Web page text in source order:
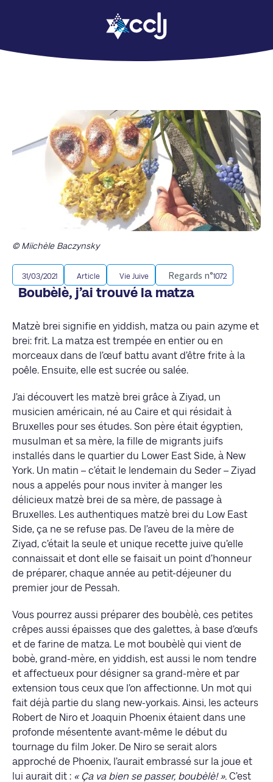
© Miichèle Baczynsky
31/03/2021 Article Vie Juive Regards n°1072
Boubèlè, j’ai trouvé la matza
Matzè brei signifie en yiddish, matza ou pain azyme et
brei: frit. La matza est trempée en entier ou en
morceaux dans de l’œuf battu avant d’être frite à la
poêle. Ensuite, elle est sucrée ou salée.
J’ai découvert les matzè brei grâce à Ziyad, un
musicien américain, né au Caire et qui résidait à
Bruxelles pour ses études. Son père était égyptien,
musulman et sa mère, la fille de migrants juifs
installés dans le quartier du Lower East Side, à New
York. Un matin – c’était le lendemain du Seder – Ziyad
nous a appelés pour nous inviter à manger les
délicieux matzè brei de sa mère, de passage à
Bruxelles. Les authentiques matzè brei du Low East
Side, ça ne se refuse pas. De l’aveu de la mère de
Ziyad, c’était la seule et unique recette juive qu’elle
connaissait et dont elle se faisait un point d’honneur
de préparer, chaque année au petit-déjeuner du
premier jour de Pessah.
Vous pourrez aussi préparer des boubèlè, ces petites
crêpes aussi épaisses que des galettes, à base d’œufs
et de farine de matza. Le mot boubèlè qui vient de
bobè, grand-mère, en yiddish, est aussi le nom tendre
et affectueux pour désigner sa grand-mère et par
extension tous ceux que l’on affectionne. Un mot qui
fait déjà partie du slang new-yorkais. Ainsi, les acteurs
Robert de Niro et Joaquin Phoenix étaient dans une
profonde mésentente avant-même le début du
tournage du film Joker. De Niro se serait alors
approché de Phoenix, l’aurait embrassé sur la joue et
lui aurait dit : « Ça va bien se passer, boubèlè! ». C’est